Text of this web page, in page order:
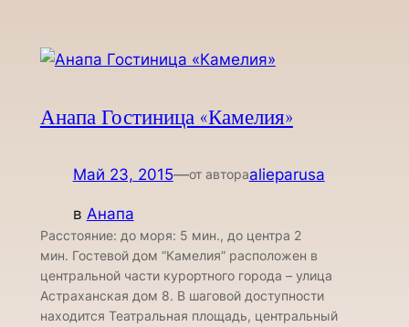
Анапа Гостиница «Камелия»
Май 23, 2015—от автораalieparusa
в Анапа
Расстояние: до моря: 5 мин., до центра 2
мин. Гостевой дом “Камелия” расположен в
центральной части курортного города – улица
Астраханская дом 8. В шаговой доступности
находится Театральная площадь, центральный